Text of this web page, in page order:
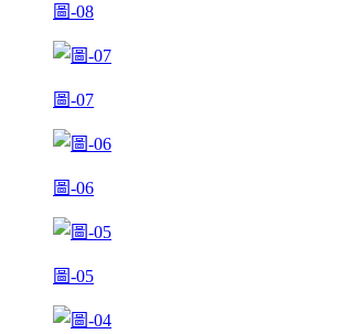
圖-08
圖-07
圖-06
圖-05